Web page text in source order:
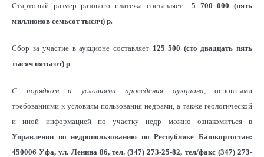
Стартовый размер разового платежа составляет 5 700 000 (пять
миллионов семьсот тысяч) р.
Сбор за участие в аукционе составляет 125 500 (сто двадцать пять
тысяч пятьсот) р
С порядком и условиями проведения аукциона, основными
требованиями к условиям пользования недрами, а также геологической
и иной информацией по участку недр можно ознакомиться в
Управлении по недропользованию по Республике Башкортостан:
450006 Уфа, ул. Ленина 86, тел. (347) 273-25-82, тел/факс (347) 273-